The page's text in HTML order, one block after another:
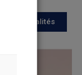
les actualités